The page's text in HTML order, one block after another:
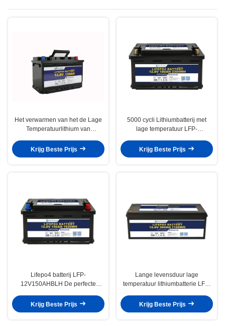
temperatuurlithium
Het verwarmen van het de Lage
Temperatuurlithium van
Navulbare Batterij 12V 100AH
Krijg Beste Prijs
5000 cycli Lithiumbatterij met
lage temperatuur LFP-
langdurige energie
Krijg Beste Prijs
Lifepo4 batterij LFP-
12V150AHBLH De perfecte
draagbaarheid
Krijg Beste Prijs
Lange levensduur lage
temperatuur lithiumbatterie LFP-
ontladingstroom met 5000 cycli
Krijg Beste Prijs